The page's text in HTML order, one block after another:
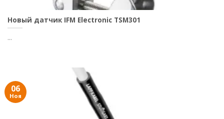
Новый датчик IFM Electronic TSM301
...
06
Ноя